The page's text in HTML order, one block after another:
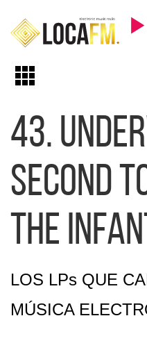
Toggle
43.
SECOND
THE
LOS LPs QUE
MÚSICA